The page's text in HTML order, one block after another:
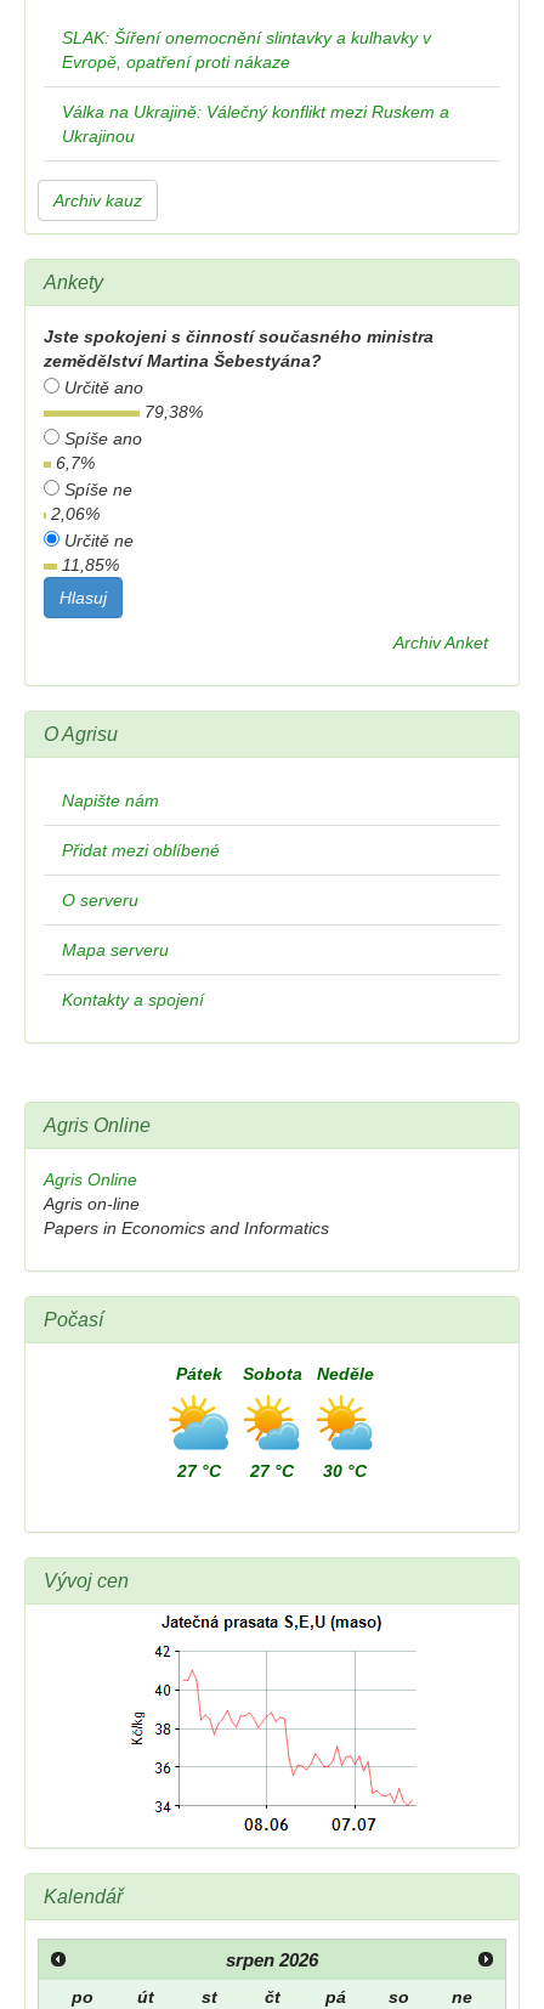
SLAK: Šíření onemocnění slintavky a kulhavky v
Evropě, opatření proti nákaze
Válka na Ukrajině: Válečný konflikt mezi Ruskem a
Ukrajinou
Archiv kauz
Ankety
Jste spokojeni s činností současného ministra
zemědělství Martina Šebestyána?
Určitě ano
79,38%
Spíše ano
6,7%
Spíše ne
2,06%
Určitě ne
11,85%
Archiv Anket
O Agrisu
Napište nám
Přidat mezi oblíbené
O serveru
Mapa serveru
Kontakty a spojení
Agris Online
Agris Online
Agris on-line
Papers in Economics and Informatics
Počasí
Pátek
27 °C
Sobota
27 °C
Neděle
30 °C
Vývoj cen
Kalendář
srpen 2026
po út st čt pá so ne